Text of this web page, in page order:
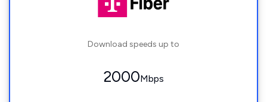
Download speeds up to
2000Mbps